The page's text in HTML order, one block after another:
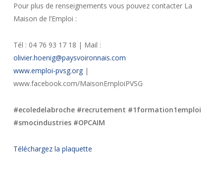
Pour plus de renseignements vous pouvez contacter La
Maison de l’Emploi :
Tél : 04 76 93 17 18 | Mail :
olivier.hoenig@paysvoironnais.com
www.emploi-pvsg.org|
www.facebook.com/MaisonEmploiPVSG
#ecoledelabroche #recrutement #1formation1emploi
#smocindustries #OPCAIM
Téléchargez la plaquette